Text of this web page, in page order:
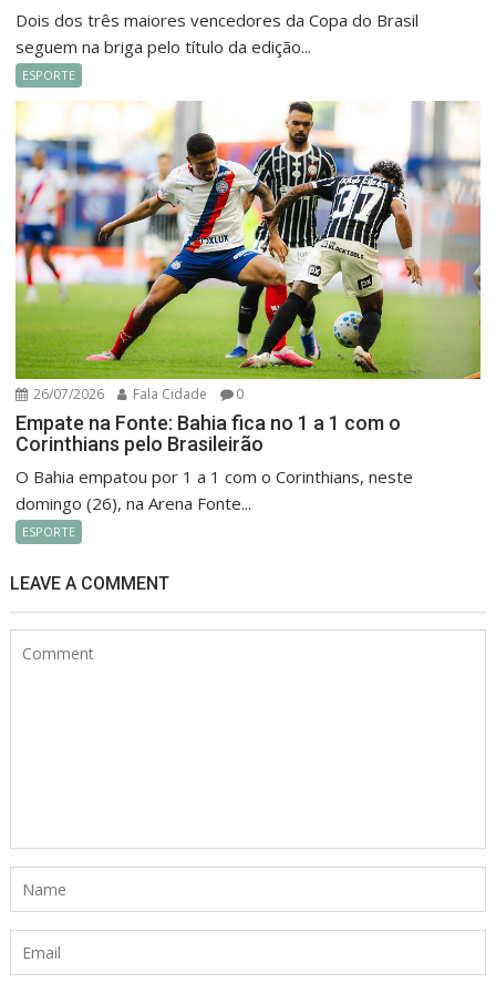
Dois dos três maiores vencedores da Copa do Brasil
seguem na briga pelo título da edição...
ESPORTE
26/07/2026 Fala Cidade 0
Empate na Fonte: Bahia fica no 1 a 1 com o
Corinthians pelo Brasileirão
O Bahia empatou por 1 a 1 com o Corinthians, neste
domingo (26), na Arena Fonte...
ESPORTE
LEAVE A COMMENT